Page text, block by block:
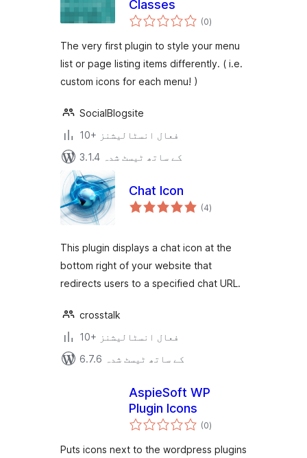
Classes
(0مجموعی
درجہ
)
The very first plugin to style your menu
list or page listing items differently. ( i.e.
custom icons for each menu! )
SocialBlogsite
10+ فعال انسٹالیشنز
3.1.4 کے ساتھ ٹیسٹ شدہ
Chat Icon
(4مجموعی
درجہ
)
This plugin displays a chat icon at the
bottom right of your website that
redirects users to a specified chat URL.
crosstalk
10+ فعال انسٹالیشنز
6.7.6 کے ساتھ ٹیسٹ شدہ
AspieSoft WP
Plugin Icons
(0مجموعی
درجہ
)
Puts icons next to the wordpress plugins